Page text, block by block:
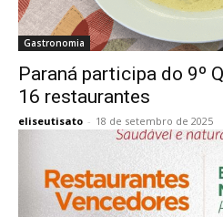
Gastronomia
Paraná participa do 9º
16 restaurantes
eliseutisato - 18 de setembro de 2025